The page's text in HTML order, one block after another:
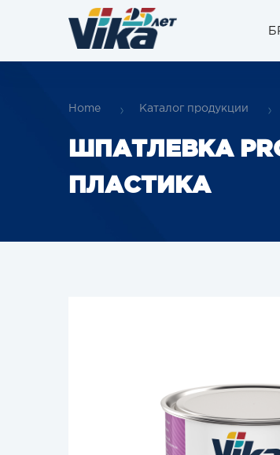
Home Каталог продукции
ШПАТЛЕВКА
ПЛАСТИКА